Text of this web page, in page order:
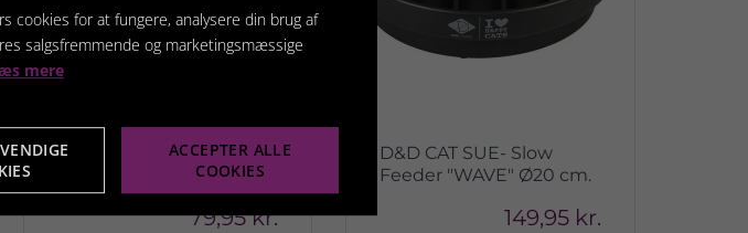
Keramik skål med lav
79,95 kr.
D&D CAT SUE- Slow
Feeder "WAVE" Ø20 cm.
149,95 kr.
cookies for at fungere, analysere din brug af
salgsfremmende og marketingsmæssige
mere
ACCEPTER ALLE
COOKIES